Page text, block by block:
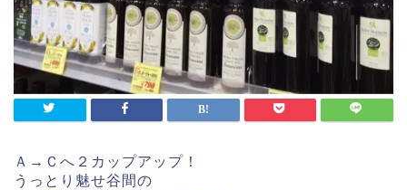
Ａ→Ｃへ２カップアップ！
うっとり魅せ谷間の